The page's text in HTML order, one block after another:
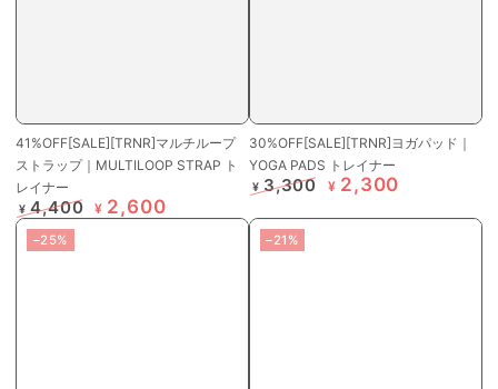
41%OFF[SALE][TRNR]マルチループ
ストラップ｜MULTILOOP STRAP ト
レイナー
定
価
¥ 4,400 ¥ 2,600
30%OFF[SALE][TRNR]ヨガパッド｜
YOGA PADS トレイナー
価
¥ 3,300 ¥ 2,300
–25% –21%